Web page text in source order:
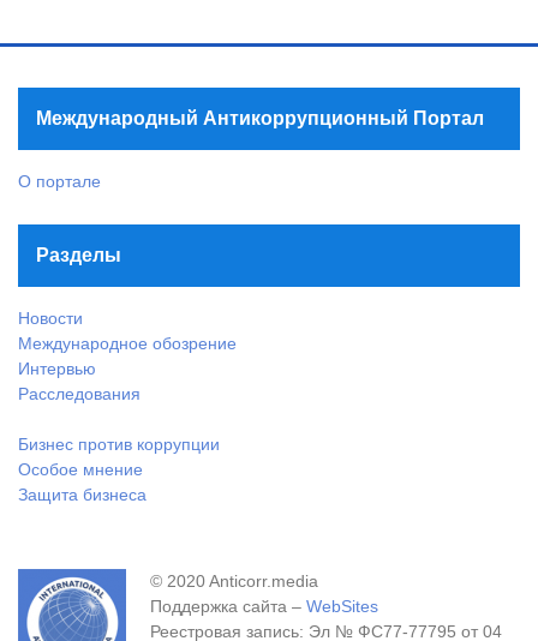
Международный Антикоррупционный Портал
О портале
Разделы
Новости
Международное обозрение
Интервью
Расследования
Бизнес против коррупции
Особое мнение
Защита бизнеса
© 2020 Anticorr.media
Поддержка сайта – WebSites
Реестровая запись: Эл № ФС77-77795 от 04